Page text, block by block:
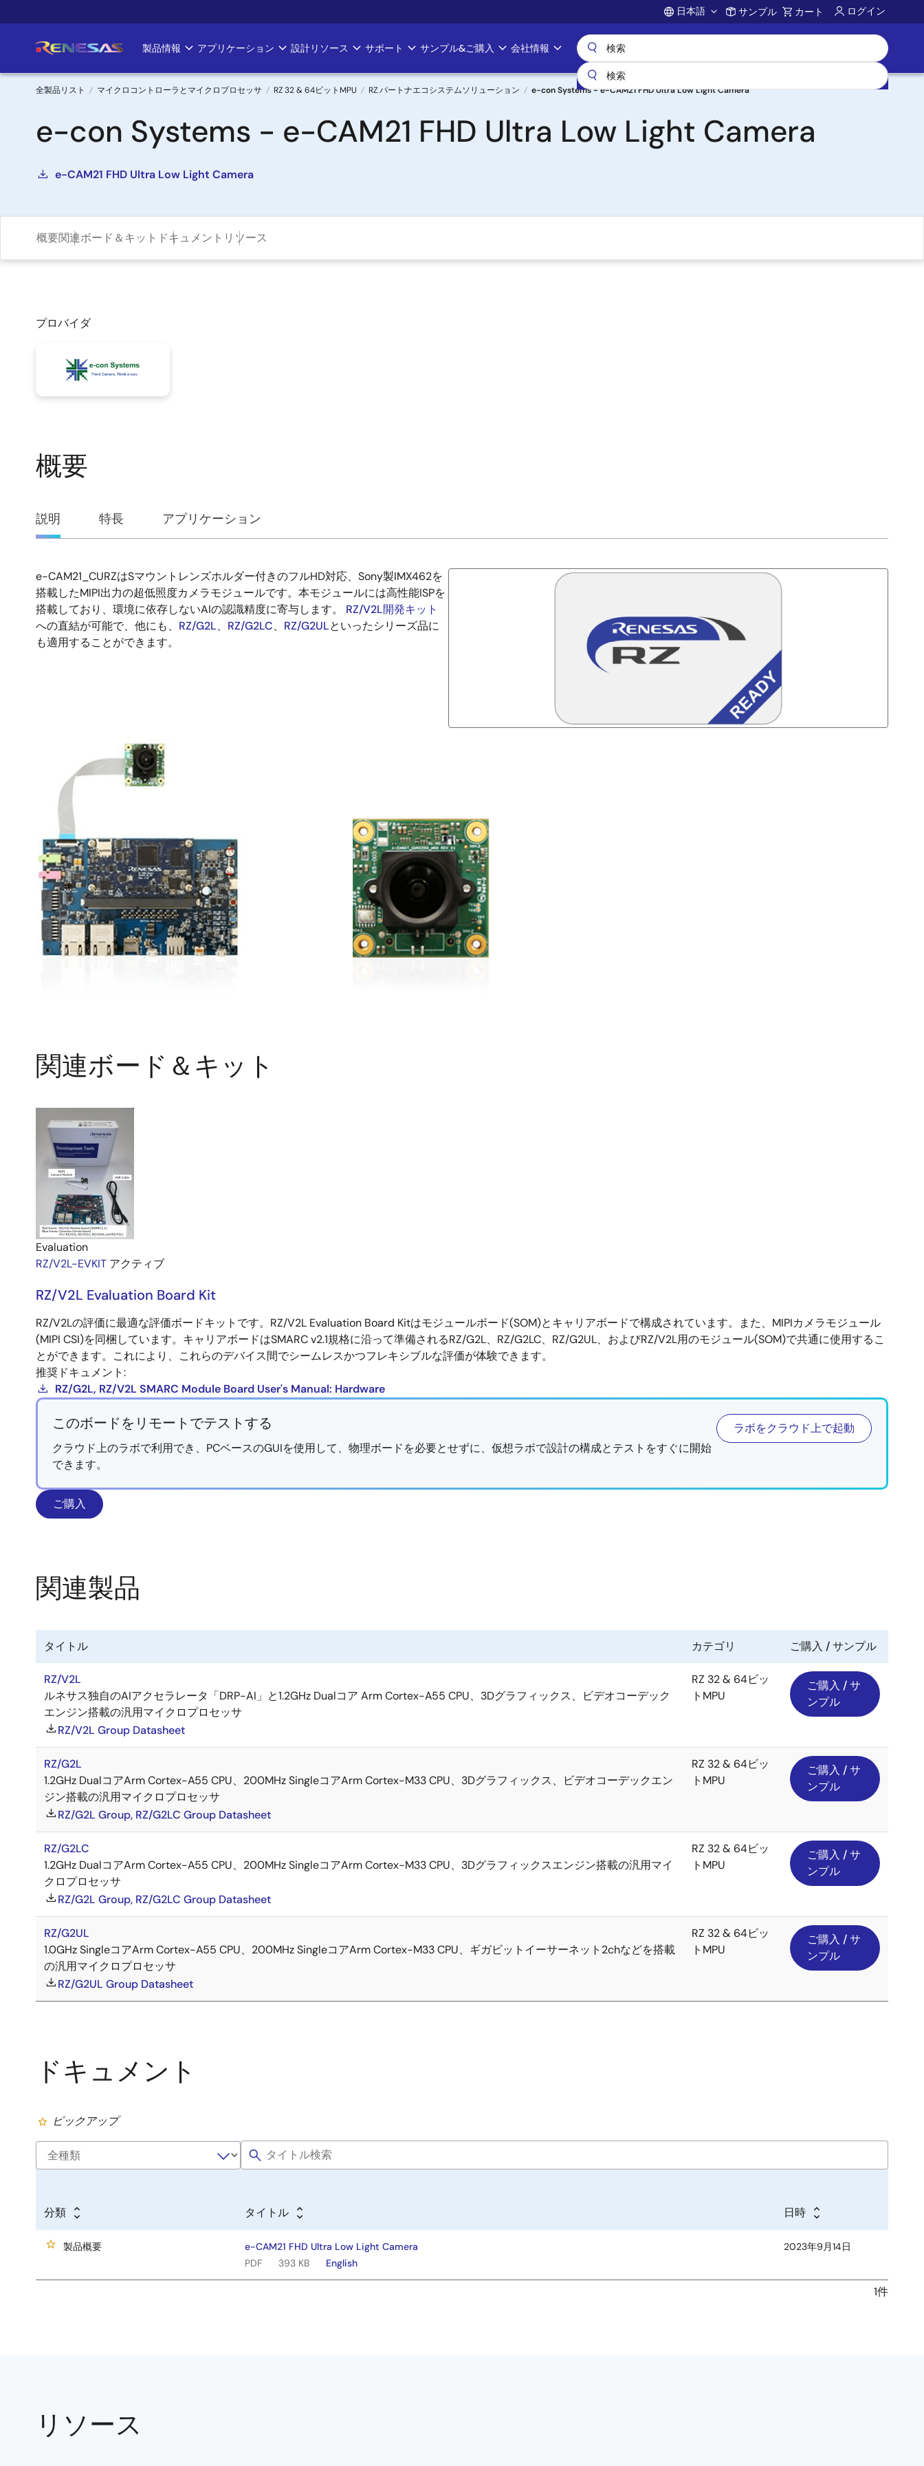
イ
ン
Account
日本語 サンプル カート ログイン
Main
navigation
製品情報 アプリケーション 設計リソース サポート サンプル&ご購入 会社情報
パ
ン
く
ず
全製品リスト マイクロコントローラとマイクロプロセッサ RZ 32 & 64ビットMPU RZ パートナエコシステムソリューション e-con Systems - e-CAM21 FHD Ultra Low Light Camera
e-con Systems - e-CAM21 FHD Ultra Low Light Camera
e-CAM21 FHD Ultra Low Light Camera
概要関連ボード＆キット ドキュメント リソース
プロバイダ
概要
概
説明 特長 アプリケーション
説
明
e-CAM21_CURZはSマウントレンズホルダー付きのフルHD対応、Sony製IMX462を
搭載したMIPI出力の超低照度カメラモジュールです。本モジュールには高性能ISPを
搭載しており、環境に依存しないAIの認識精度に寄与します。 RZ/V2L開発キット
への直結が可能で、他にも、 RZ/G2L、 RZ/G2LC、 RZ/G2ULといったシリーズ品に
も適用することができます。
関連ボード＆キット
Evaluation
RZ/V2L-EVKIT アクティブ
RZ/V2L Evaluation Board Kit
RZ/V2Lの評価に最適な評価ボードキットです。RZ/V2L Evaluation Board Kitはモジュールボード(SOM)とキャリアボードで構成されています。また、MIPIカメラモジュール
(MIPI CSI)を同梱しています。キャリアボードはSMARC v2.1規格に沿って準備されるRZ/G2L、RZ/G2LC、RZ/G2UL、およびRZ/V2L用のモジュール(SOM)で共通に使用するこ
とができます。これにより、これらのデバイス間でシームレスかつフレキシブルな評価が体験できます。
推奨ドキュメント:
RZ/G2L, RZ/V2L SMARC Module Board User's Manual: Hardware
このボードをリモートでテストする
クラウド上のラボで利用でき、PCベースのGUIを使用して、物理ボードを必要とせずに、仮想ラボで設計の構成とテストをすぐに開始
できます。
ラボをクラウド上で起動
ご購入
関連製品
タイトル カテゴリ ご購入 / サンプル
RZ/V2L
ルネサス独自のAIアクセラレータ「DRP-AI」と1.2GHz Dualコア Arm Cortex-A55 CPU、3Dグラフィックス、ビデオコーデック
エンジン搭載の汎用マイクロプロセッサ
RZ/V2L Group Datasheet
RZ 32 & 64ビッ
トMPU
ご購入 / サ
ンプル
RZ/G2L
1.2GHz DualコアArm Cortex-A55 CPU、200MHz SingleコアArm Cortex-M33 CPU、3Dグラフィックス、ビデオコーデックエン
ジン搭載の汎用マイクロプロセッサ
RZ/G2L Group, RZ/G2LC Group Datasheet
RZ 32 & 64ビッ
トMPU
ご購入 / サ
ンプル
RZ/G2LC
1.2GHz DualコアArm Cortex-A55 CPU、200MHz SingleコアArm Cortex-M33 CPU、3Dグラフィックスエンジン搭載の汎用マイ
クロプロセッサ
RZ/G2L Group, RZ/G2LC Group Datasheet
RZ 32 & 64ビッ
トMPU
ご購入 / サ
ンプル
RZ/G2UL
1.0GHz SingleコアArm Cortex-A55 CPU、200MHz SingleコアArm Cortex-M33 CPU、ギガビットイーサーネット2chなどを搭載
の汎用マイクロプロセッサ
RZ/G2UL Group Datasheet
RZ 32 & 64ビッ
トMPU
ご購入 / サ
ンプル
ドキュメント
ピックアップ
分類 タイトル 日時
製品概要
e-CAM21 FHD Ultra Low Light Camera
PDF
393 KB English
2023年9月14日
1件
リソース